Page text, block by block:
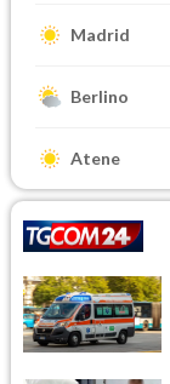
Madrid
Berlino
Atene